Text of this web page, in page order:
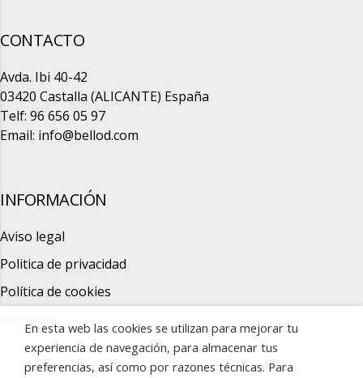
CONTACTO
Avda. Ibi 40-42
03420 Castalla (ALICANTE) España
Telf: 96 656 05 97
Email: info@bellod.com
INFORMACIÓN
Aviso legal
Politica de privacidad
Política de cookies
En esta web las cookies se utilizan para mejorar tu
experiencia de navegación, para almacenar tus
preferencias, así como por razones técnicas. Para